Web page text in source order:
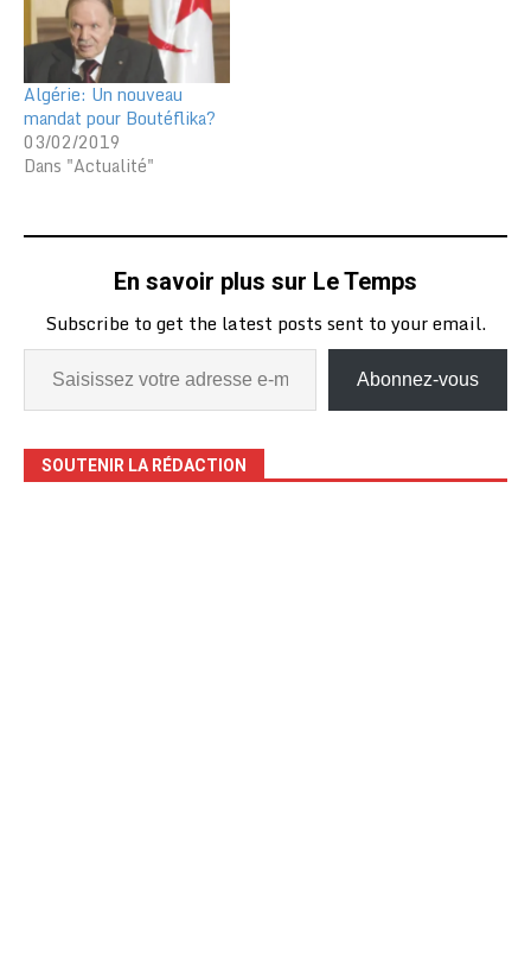
Algérie: Un nouveau
mandat pour Boutéflika?
03/02/2019
Dans "Actualité"
En savoir plus sur Le Temps
Subscribe to get the latest posts sent to your email.
Abonnez-vous
SOUTENIR LA RÉDACTION